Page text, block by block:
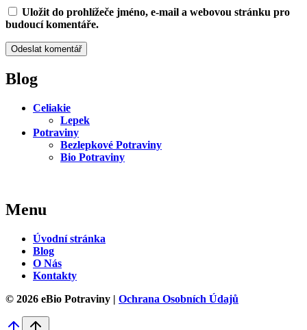
Uložit do prohlížeče jméno, e-mail a webovou stránku pro
budoucí komentáře.
Blog
Celiakie
Lepek
Potraviny
Bezlepkové Potraviny
Bio Potraviny
Menu
Úvodní stránka
Blog
O Nás
Kontakty
© 2026 eBio Potraviny | Ochrana Osobních Údajů